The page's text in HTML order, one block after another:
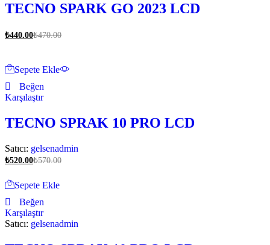
TECNO SPARK GO 2023 LCD
₺440.00₺470.00
Sepete Ekle
Beğen
Karşılaştır
TECNO SPRAK 10 PRO LCD
Satıcı: gelsenadmin
₺520.00₺570.00
Sepete Ekle
Beğen
Karşılaştır
Satıcı: gelsenadmin